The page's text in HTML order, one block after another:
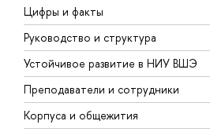
Цифры и факты
Руководство и структура
Устойчивое развитие в НИУ ВШЭ
Преподаватели и сотрудники
Корпуса и общежития